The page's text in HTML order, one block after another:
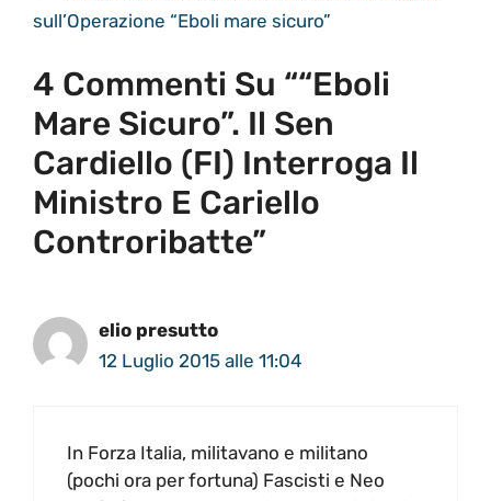
sull’Operazione “Eboli mare sicuro”
4 Commenti Su ““Eboli
Mare Sicuro”. Il Sen
Cardiello (FI) Interroga Il
Ministro E Cariello
Controribatte”
elio presutto
12 Luglio 2015 alle 11:04
In Forza Italia, militavano e militano
(pochi ora per fortuna) Fascisti e Neo